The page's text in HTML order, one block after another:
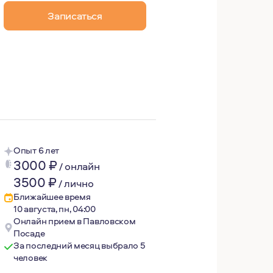
Записаться
Есть дочь и собака. Люблю путешествовать,
Опыт 6 лет
3000₽/онлайн
3500₽/лично
Ближайшее время
10 августа, пн, 04:00
Онлайн прием в Павловском
Посаде
За последний месяц выбрало 5
человек